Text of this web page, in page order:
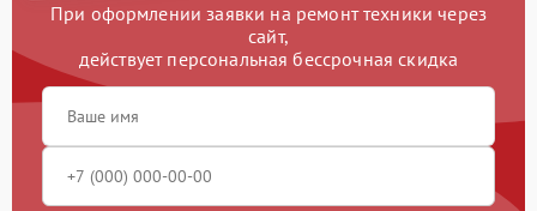
При оформлении заявки на ремонт техники через
сайт,
действует персональная бессрочная скидка